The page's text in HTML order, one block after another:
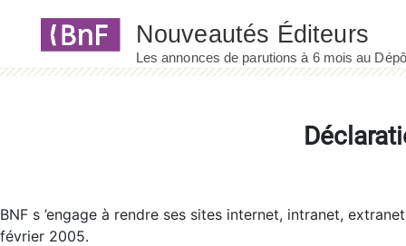
BNF s ’engage à rendre ses sites internet, intranet,
février 2005.